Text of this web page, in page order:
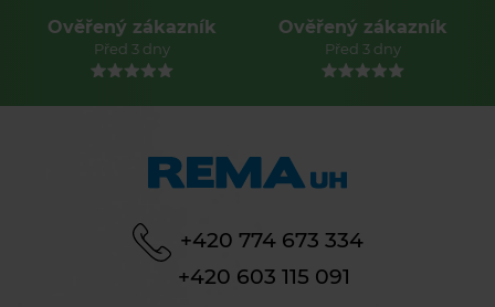
Ověřený zákazník
Před 3 dny
Ověřený zákazník
Před 3 dny
+420 774 673 334
+420 603 115 091